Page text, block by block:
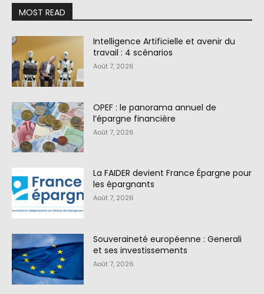
MOST READ
Intelligence Artificielle et avenir du
travail : 4 scénarios
Août 7, 2026
OPEF : le panorama annuel de
l’épargne financière
Août 7, 2026
La FAIDER devient France Épargne pour
les épargnants
Août 7, 2026
Souveraineté européenne : Generali
et ses investissements
Août 7, 2026